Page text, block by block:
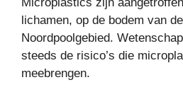
lichamen, op de bodem van
Noordpoolgebied.
steeds de risico’s die
meebrengen.